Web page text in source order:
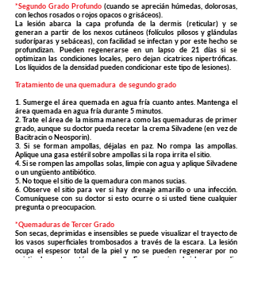
*Segundo Grado Profundo (cuando se aprecián húmedas, dolorosas,
con lechos rosados o rojos opacos o grisáceos).
La lesión abarca la capa profunda de la dermis (reticular) y se
generan a partir de los nexos cutáneos (folículos pílosos y glándulas
sudoríparas y sebáceas), con facilidad se infectan y por este hecho se
profundizan. Pueden regenerarse en un lapso de 21 días si se
optimizan las condiciones locales, pero dejan cicatrices nipertróficas.
Los líquidos de la densidad pueden condicionar este tipo de lesiones).
Tratamiento de una quemadura de segundo grado
1. Sumerge el área quemada en agua fría cuanto antes. Mantenga el
área quemada en agua fría durante 5 minutos.
2. Trate el área de la misma manera como las quemaduras de primer
grado, aunque su doctor pueda recetar la crema Silvadene (en vez de
Bacitracin o Neosporin).
3. Si se forman ampollas, déjalas en paz. No rompa las ampollas.
Aplique una gasa estéril sobre ampollas si la ropa irrita el sitio.
4. Si se rompen las ampollas solas, limpie con agua y aplique Silvadene
o un ungüento antibiótico.
5. No toque el sitio de la quemadura con manos sucias.
6. Observe el sitio para ver si hay drenaje amarillo o una infección.
Comuníquese con su doctor si esto ocurre o si usted tiene cualquier
pregunta o preocupacion.
*Quemaduras de Tercer Grado
Son secas, deprimidas e insensibles se puede visualizar el trayecto de
los vasos superficiales trombosados a través de la escara. La lesión
ocupa el espesor total de la piel y no se pueden regenerar por no
existir elementos cutáneos para ello. Es necesario cubrirlas por medio